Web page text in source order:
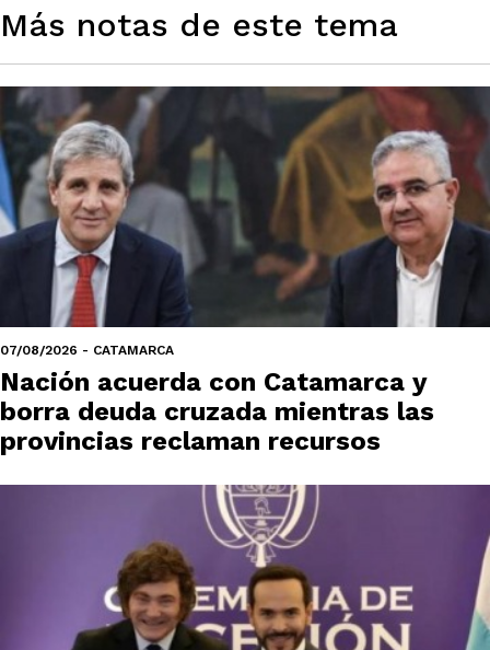
Más notas de este tema
07/08/2026 - CATAMARCA
Nación acuerda con Catamarca y
borra deuda cruzada mientras las
provincias reclaman recursos